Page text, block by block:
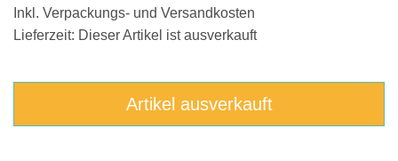
Inkl. Verpackungs- und Versandkosten
Lieferzeit: Dieser Artikel ist ausverkauft
Artikel ausverkauft